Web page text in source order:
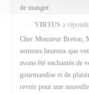
de manger.
VIRTUS a
Cher Monsieur Breton,
sommes heureux que
avons été enchantés de
gourmandise et de
revoir pour une